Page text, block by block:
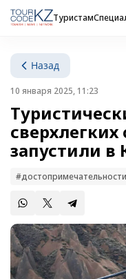
Туристам
Назад
10 января 2025, 11:23
запустили в
#достопримечательности